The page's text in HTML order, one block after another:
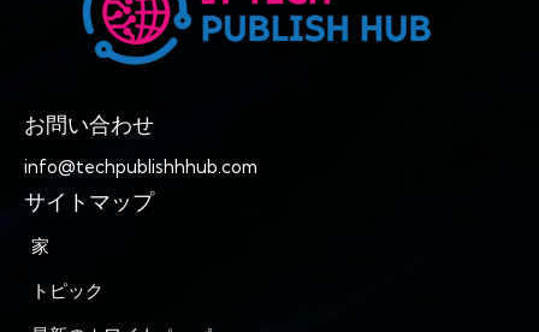
お問い合わせ
info@techpublishhhub.com
サイトマップ
家
トピック